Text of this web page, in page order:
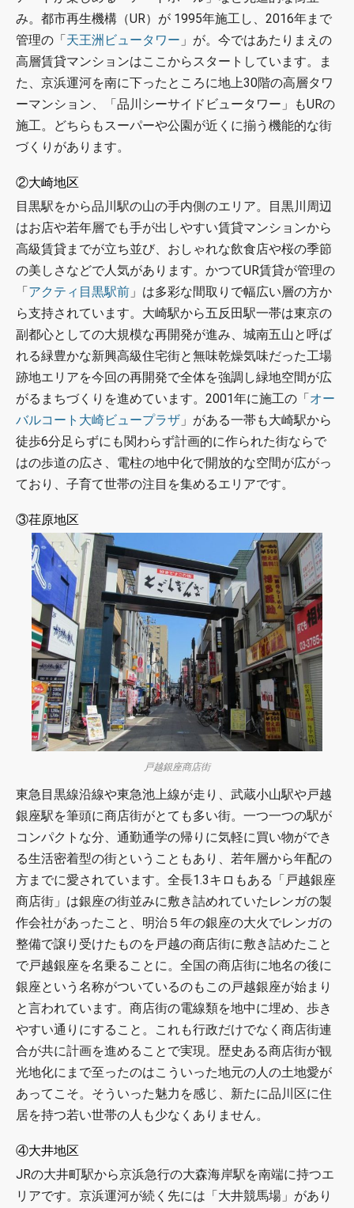
み。都市再生機構（UR）が 1995年施工し、2016年まで
管理の「 天王洲ビュータワー 」が。今ではあたりまえの
高層賃貸マンションはここからスタートしています。ま
た、京浜運河を南に下ったところに地上30階の高層タワ
ーマンション、「品川シーサイドビュータワー」もURの
施工。どちらもスーパーや公園が近くに揃う機能的な街
づくりがあります。
②大崎地区
目黒駅をから品川駅の山の手内側のエリア。目黒川周辺
はお店や若年層でも手が出しやすい賃貸マンションから
高級賃貸までが立ち並び、おしゃれな飲食店や桜の季節
の美しさなどで人気があります。かつてUR賃貸が管理の
「 アクティ目黒駅前 」は多彩な間取りで幅広い層の方か
ら支持されています。大崎駅から五反田駅一帯は東京の
副都心としての大規模な再開発が進み、城南五山と呼ば
れる緑豊かな新興高級住宅街と無味乾燥気味だった工場
跡地エリアを今回の再開発で全体を強調し緑地空間が広
がるまちづくりを進めています。2001年に施工の「 オー
バルコート大崎ビュープラザ 」がある一帯も大崎駅から
徒歩6分足らずにも関わらず計画的に作られた街ならで
はの歩道の広さ、電柱の地中化で開放的な空間が広がっ
ており、子育て世帯の注目を集めるエリアです。
③荏原地区
戸越銀座商店街
東急目黒線沿線や東急池上線が走り、武蔵小山駅や戸越
銀座駅を筆頭に商店街がとても多い街。一つ一つの駅が
コンパクトな分、通勤通学の帰りに気軽に買い物ができ
る生活密着型の街ということもあり、若年層から年配の
方までに愛されています。全長1.3キロもある「戸越銀座
商店街」は銀座の街並みに敷き詰めれていたレンガの製
作会社があったこと、明治５年の銀座の大火でレンガの
整備で譲り受けたものを戸越の商店街に敷き詰めたこと
で戸越銀座を名乗ることに。全国の商店街に地名の後に
銀座という名称がついているのもこの戸越銀座が始まり
と言われています。商店街の電線類を地中に埋め、歩き
やすい通りにすること。これも行政だけでなく商店街連
合が共に計画を進めることで実現。歴史ある商店街が観
光地化にまで至ったのはこういった地元の人の土地愛が
あってこそ。そういった魅力を感じ、新たに品川区に住
居を持つ若い世帯の人も少なくありません。
④大井地区
JRの大井町駅から京浜急行の大森海岸駅を南端に持つエ
リアです。京浜運河が続く先には「大井競馬場」があり